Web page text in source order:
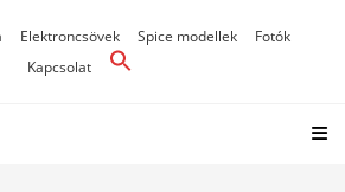
Elektroncsövek Spice modellek
Fotók
Kapcsolat